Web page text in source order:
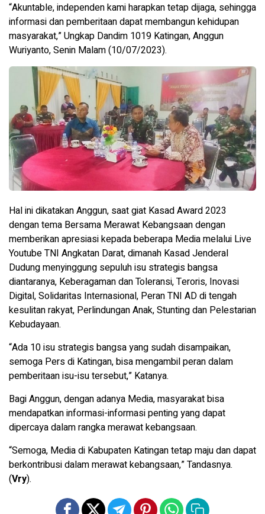
“Akuntable, independen kami harapkan tetap dijaga, sehingga
informasi dan pemberitaan dapat membangun kehidupan
masyarakat,” Ungkap Dandim 1019 Katingan, Anggun
Wuriyanto, Senin Malam (10/07/2023).
Hal ini dikatakan Anggun, saat giat Kasad Award 2023
dengan tema Bersama Merawat Kebangsaan dengan
memberikan apresiasi kepada beberapa Media melalui Live
Youtube TNI Angkatan Darat, dimanah Kasad Jenderal
Dudung menyinggung sepuluh isu strategis bangsa
diantaranya, Keberagaman dan Toleransi, Teroris, Inovasi
Digital, Solidaritas Internasional, Peran TNI AD di tengah
kesulitan rakyat, Perlindungan Anak, Stunting dan Pelestarian
Kebudayaan.
“Ada 10 isu strategis bangsa yang sudah disampaikan,
semoga Pers di Katingan, bisa mengambil peran dalam
pemberitaan isu-isu tersebut,” Katanya.
Bagi Anggun, dengan adanya Media, masyarakat bisa
mendapatkan informasi-informasi penting yang dapat
dipercaya dalam rangka merawat kebangsaan.
“Semoga, Media di Kabupaten Katingan tetap maju dan dapat
berkontribusi dalam merawat kebangsaan,” Tandasnya.
(Vry).